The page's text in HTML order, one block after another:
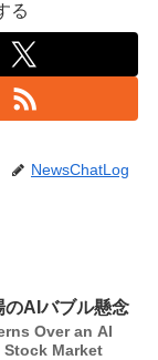
る
NewsChatLog
のAIバブル懸念
Over an AI
Stock Market